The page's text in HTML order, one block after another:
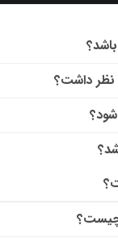
نظر داشت؟
چیست؟